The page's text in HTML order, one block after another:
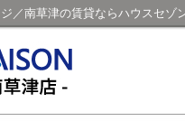
／南草津の賃貸ならハウスセゾ